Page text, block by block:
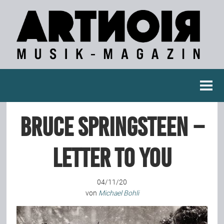
Konzertberichte
Fotoreportagen
Bruce Springsteen –
Letter To You
04/11/20
von Michael Bohli